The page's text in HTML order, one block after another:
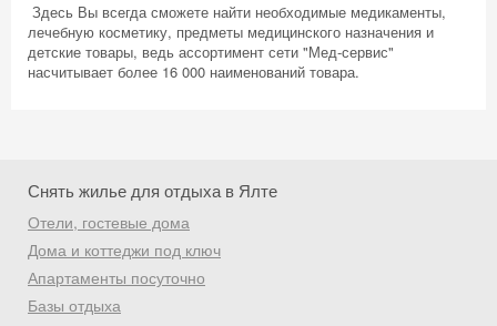
Здесь Вы всегда сможете найти необходимые медикаменты,
лечебную косметику, предметы медицинского назначения и
детские товары, ведь ассортимент сети "Мед-сервис"
насчитывает более 16 000 наименований товара.
Снять жилье для отдыха в Ялте
Отели, гостевые дома
Дома и коттеджи под ключ
Апартаменты посуточно
Базы отдыха
Получить промокод